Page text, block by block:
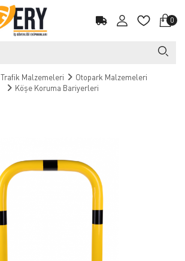
0
Trafik Malzemeleri
Otopark Malzemeleri
Köşe Koruma Bariyerleri